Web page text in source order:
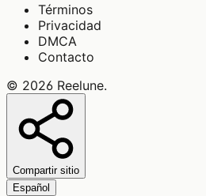
Términos
Privacidad
DMCA
Contacto
© 2026 Reelune.
Compartir sitio
Español